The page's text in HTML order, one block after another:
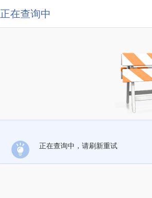
正在查询中
正在查询中，请刷新重试